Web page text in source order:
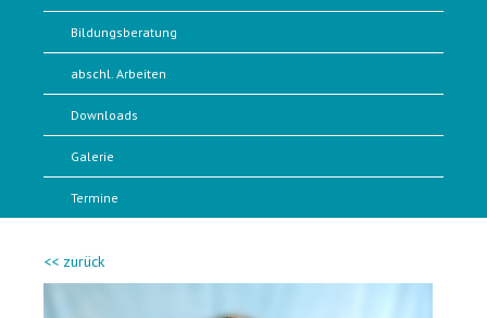
Bildungsberatung
abschl. Arbeiten
Downloads
Galerie
Termine
<< zurück